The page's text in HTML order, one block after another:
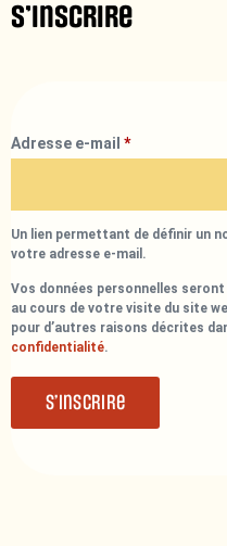
S’inscrire
Adresse e-mail *
Un lien permettant de définir un
votre adresse e-mail.
Vos données personnelles
au cours de votre visite du site
pour d’autres raisons décrites
confidentialité.
S’inscrire